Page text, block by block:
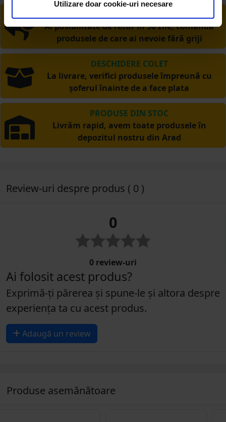
Utilizare doar cookie-uri necesare
Ai posibilitate de retur în 30 zile, comandă
produsele de care ai nevoie fără griji
DESCHIDERE COLET
La livrare, verifici produsele împreună cu
șoferul înainte de a face plata
PRODUSE DIN STOC
Livrăm rapid, avem toate produsele în
depozitul nostru din Arad
Review-uri despre produs ( 0 )
0
0 review-uri
Ai folosit acest produs?
Exprimă-ți părerea și spune-le și altora despre
experiența ta cu acest produs.
Adaugă un review
Produse asemănătoare